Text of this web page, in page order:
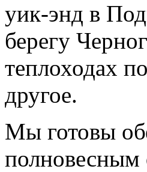
уик-энд в
берегу
теплоходах
другое.
Мы готовы
полновесным